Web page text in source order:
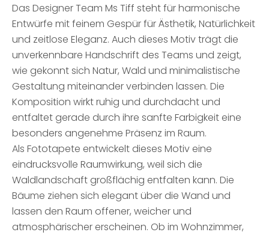
Das Designer Team Ms Tiff steht für harmonische
Entwürfe mit feinem Gespür für Ästhetik, Natürlichkeit
und zeitlose Eleganz. Auch dieses Motiv trägt die
unverkennbare Handschrift des Teams und zeigt,
wie gekonnt sich Natur, Wald und minimalistische
Gestaltung miteinander verbinden lassen. Die
Komposition wirkt ruhig und durchdacht und
entfaltet gerade durch ihre sanfte Farbigkeit eine
besonders angenehme Präsenz im Raum.
Als Fototapete entwickelt dieses Motiv eine
eindrucksvolle Raumwirkung, weil sich die
Waldlandschaft großflächig entfalten kann. Die
Bäume ziehen sich elegant über die Wand und
lassen den Raum offener, weicher und
atmosphärischer erscheinen. Ob im Wohnzimmer,